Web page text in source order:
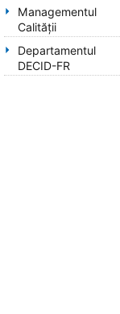
Managementul
Calității
Departamentul
DECID-FR